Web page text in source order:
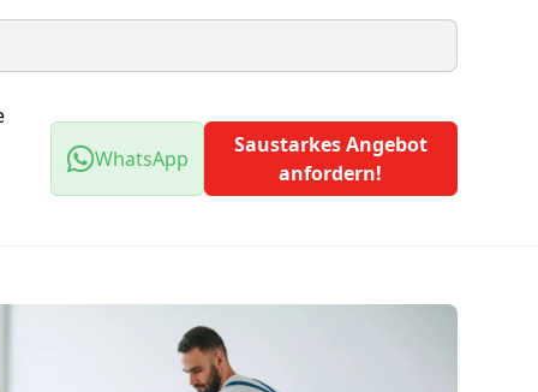
WhatsApp
Saustarkes Angebot
anfordern!